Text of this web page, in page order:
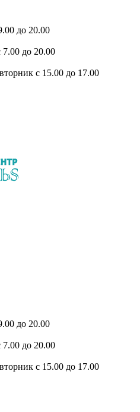
до 20.00
до 20.00
с 15.00 до 17.00
до 20.00
до 20.00
с 15.00 до 17.00